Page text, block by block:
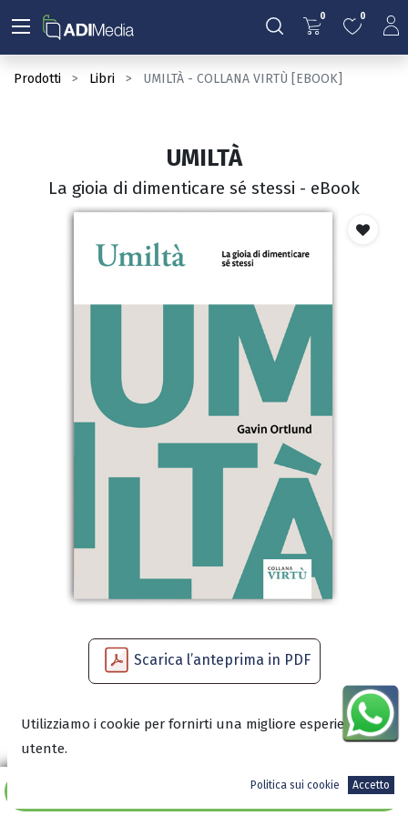
0 0
Prodotti Libri UMILTÀ - COLLANA VIRTÙ [EBOOK]
Aggiungi al carrello
UMILTÀ
La gioia di dimenticare sé stessi - eBook
Scarica l’anteprima in PDF
7,99€
Utilizziamo i cookie per fornirti una migliore esperienza
utente.
Politica sui cookie Accetto